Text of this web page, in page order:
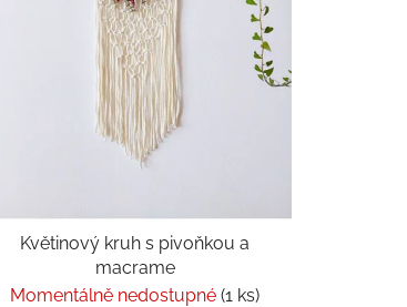
Květinový kruh s pivoňkou a
macrame
Momentálně nedostupné(1 ks)